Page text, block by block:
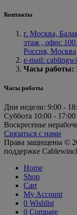
Контакты
г. Москва,
этаж , офис
Россия, Москва
e-mail:
Часы работы:
Часы работы
Дни недели: 9:00 -
Суббота 10:00 - 17:00
Воскресенье
Связаться с нами
Права защищены ©
поддержке
Home
Shop
Cart
My Account
0 Wishlist
0 Compare